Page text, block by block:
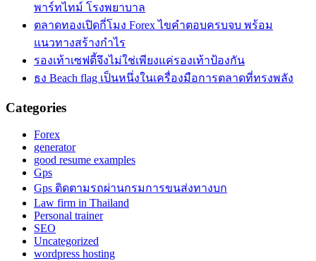
พาร์ทไทม์ โรงพยาบาล
ตลาดทองเปิดกี่โมง Forex ไขคำตอบครบจบ พร้อม
แนวทางสร้างกำไร
รองเท้าเซฟตี้จึงไม่ใช่เพียงแค่รองเท้าป้องกัน
ธง Beach flag เป็นหนึ่งในเครื่องมือการตลาดที่ทรงพลัง
Categories
Forex
generator
good resume examples
Gps
Gps ติดตามรถผ่านกรมการขนส่งทางบก
Law firm in Thailand
Personal trainer
SEO
Uncategorized
wordpress hosting